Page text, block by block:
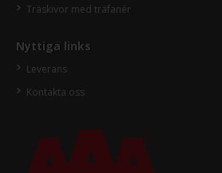
Träskivor med träfanér
Nyttiga links
Leverans
Kontakta oss